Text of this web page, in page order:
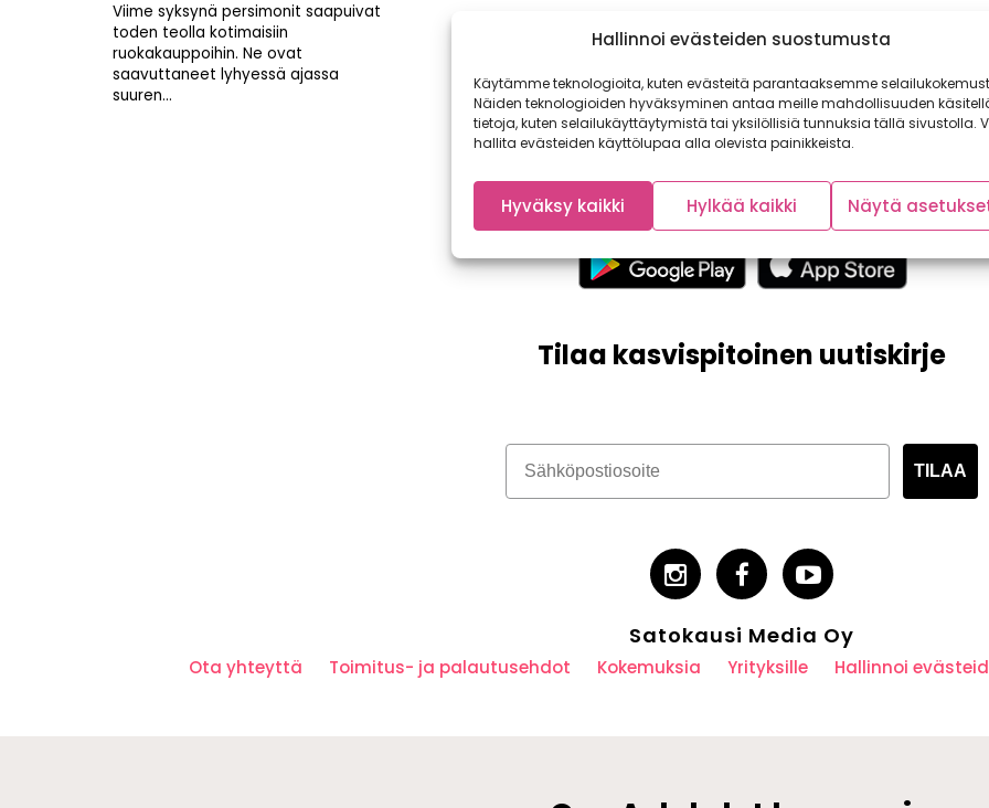
Hallinnoi evästeiden suostumusta
Käytämme teknologioita, kuten evästeitä parantaaksemme
Näiden teknologioiden hyväksyminen antaa meille mahdollisuuden
tietoja, kuten selailukäyttäytymistä tai yksilöllisiä tunnuksia tällä sivustolla.
hallita evästeiden käyttölupaa alla olevista painikkeista.
Hyväksy kaikki Hylkää kaikki Näytä
Viime syksynä persimonit saapuivat
toden teolla kotimaisiin
ruokakauppoihin. Ne ovat
saavuttaneet lyhyessä ajassa
suuren...
Tilaa kasvispitoinen uutiskirje
TILAA
Satokausi Media Oy
Ota yhteyttä Toimitus- ja palautusehdot Kokemuksia Yrityksille Hallinnoi